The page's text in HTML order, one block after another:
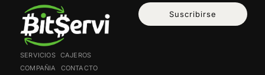
SERVICIOS CAJEROS
COMPAÑIA
CONTACTO
Suscribirse